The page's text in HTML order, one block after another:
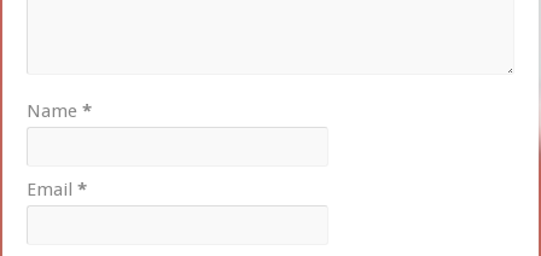
Name*
Email*